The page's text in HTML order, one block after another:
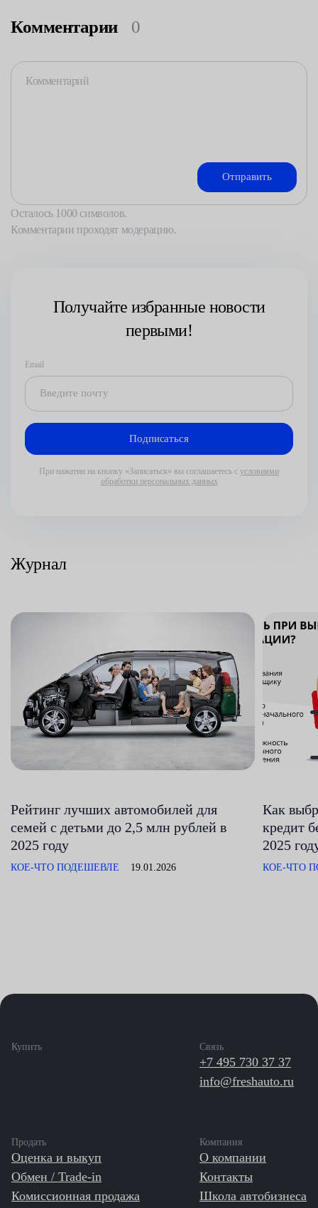
Комментарии 0
Осталось 1000 символов.
Комментарии проходят модерацию.
Получайте избранные новости
первыми!
Email
При нажатии на кнопку «Записаться» вы соглашаетесь с условиями
обработки персональных данных
Журнал
Рейтинг лучших автомобилей для
семей с детьми до 2,5 млн рублей в
2025 году
КОЕ-ЧТО ПОДЕШЕВЛЕ 19.01.2026
Как
кредит
2025
КОЕ-ЧТО
Купить
Продать
Оценка и выкуп
Обмен / Trade-in
Комиссионная продажа
Компания
О компании
Контакты
Школа автобизнеса
Связь
+7 495 730 37 37
info@freshauto.ru